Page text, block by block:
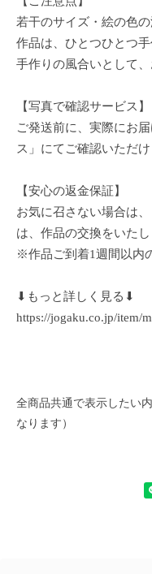
若干のサイズ・絵の色
作品は、ひとつひとつ手
手作りの風合いとして、
【写真で確認サービス】
ご発送前に、実際にお
ス」にてご確認いただけ
【安心の返金保証】
お気に召さない場合は
は、作品の交換をいたし
※作品ご到着1週間以内
⬇もっと詳しく見る⬇
https://jogaku.co.jp/item/
全商品共通で表示したい
なります）